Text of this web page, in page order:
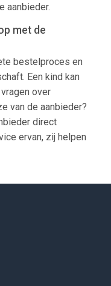
aanbieder.
met de
bestelproces en
Een kind kan
over
van de aanbieder?
direct
ervan, zij helpen